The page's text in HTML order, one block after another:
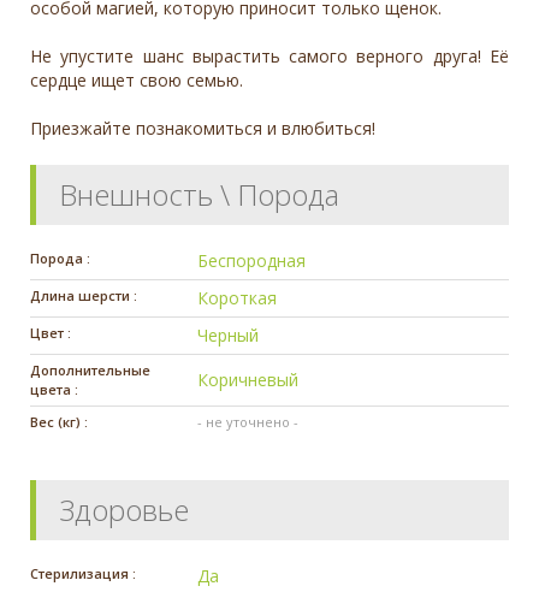
особой магией, которую приносит только щенок.
Не упустите шанс вырастить самого верного друга! Её
сердце ищет свою семью.
Приезжайте познакомиться и влюбиться!
Внешность \ Порода
Порода : Беспородная
Длина шерсти : Короткая
Цвет : Черный
Дополнительные
цвета :
Коричневый
Вес (кг) : - не уточнено -
Здоровье
Стерилизация : Да